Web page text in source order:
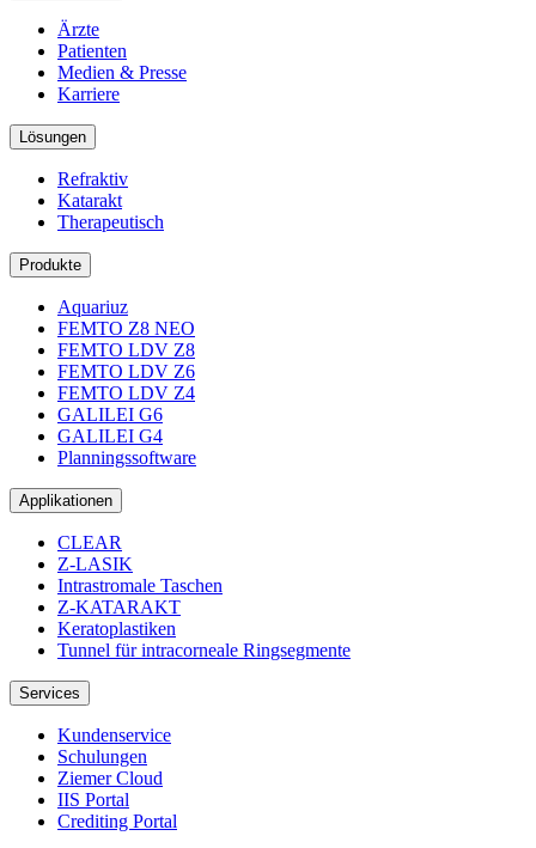
Ärzte
Patienten
Medien & Presse
Karriere
Lösungen
Refraktiv
Katarakt
Therapeutisch
Produkte
Aquariuz
FEMTO Z8 NEO
FEMTO LDV Z8
FEMTO LDV Z6
FEMTO LDV Z4
GALILEI G6
GALILEI G4
Planningssoftware
Applikationen
CLEAR
Z-LASIK
Intrastromale Taschen
Z-KATARAKT
Keratoplastiken
Tunnel für intracorneale Ringsegmente
Services
Kundenservice
Schulungen
Ziemer Cloud
IIS Portal
Crediting Portal